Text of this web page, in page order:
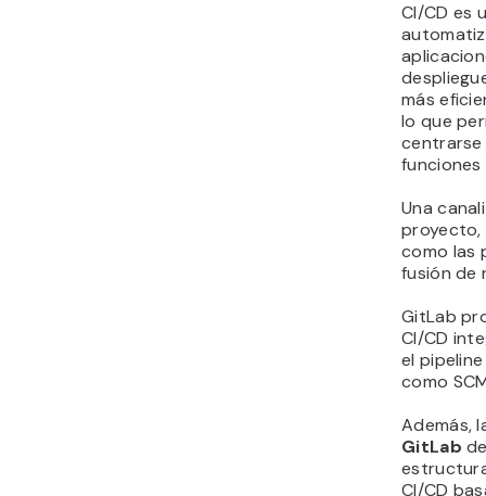
CI/CD es
más
lo que
centrarse
Una
proyecto,
como las
fusión de
GitLab
CI/CD
el
como
Además,
GitLab
CI/CD